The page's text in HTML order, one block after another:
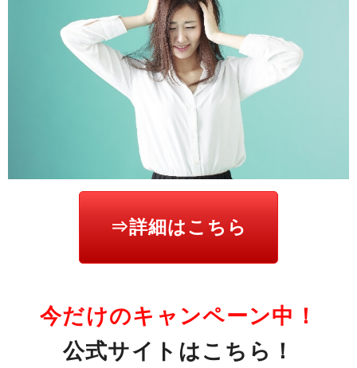
⇒詳細はこちら
今だけのキャンペーン中！
公式サイトはこちら！